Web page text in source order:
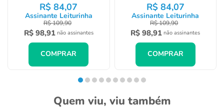
R$ 84,07
Assinante Leiturinha
R$109,90
R$ 98,91 não assinantes
COMPRAR
R$ 84,07
Assinante Leiturinha
R$109,90
R$ 98,91 não assinantes
COMPRAR
Quem viu, viu também